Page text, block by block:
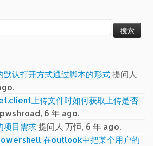
默认打开方式通过脚本的形式提问人
上传文件时如何获取上传是否
6 年 ago.
项目需求提问人 万恒, 6 年 ago.
在outlook中把某个用户的